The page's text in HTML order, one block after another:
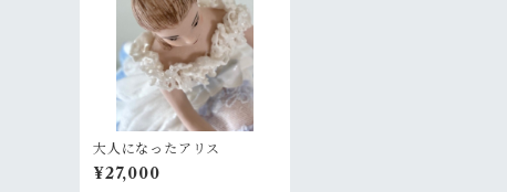
大人になったアリス
¥27,000